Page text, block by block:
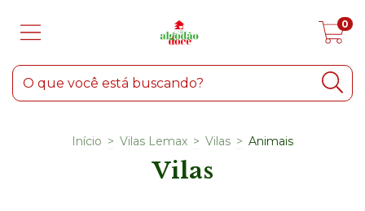
0
Início > Vilas Lemax > Vilas > Animais
Vilas